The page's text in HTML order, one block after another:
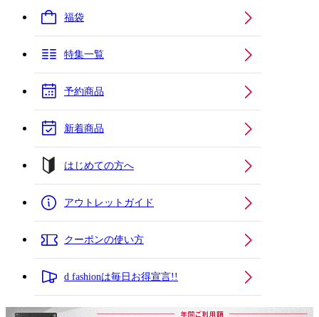
福袋
特集一覧
予約商品
新着商品
はじめての方へ
アウトレットガイド
クーポンの使い方
d fashionは毎日お得宣言!!